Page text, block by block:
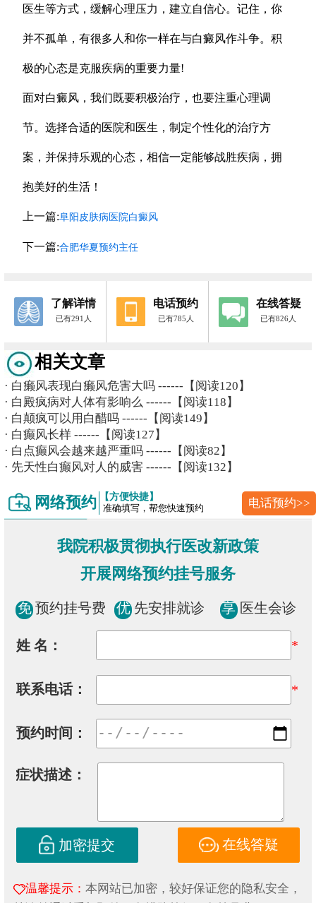
医生等方式，缓解心理压力，建立自信心。记住，你
并不孤单，有很多人和你一样在与白癜风作斗争。积
极的心态是克服疾病的重要力量!
面对白癜风，我们既要积极治疗，也要注重心理调
节。选择合适的医院和医生，制定个性化的治疗方
案，并保持乐观的心态，相信一定能够战胜疾病，拥
抱美好的生活！
上一篇:阜阳皮肤病医院白癜风
下一篇:合肥华夏预约主任
了解详情
已有291人
电话预约
已有785人
在线答疑
已有826人
相关文章
· 白癞风表现白癞风危害大吗 ------【阅读120】
· 白殿疯病对人体有影响么 ------【阅读118】
· 白颠疯可以用白醋吗 ------【阅读149】
· 白癫风长样 ------【阅读127】
· 白点癫风会越来越严重吗 ------【阅读82】
· 先天性白癫风对人的威害 ------【阅读132】
网络预约 【方便快捷】
准确填写，帮您快速预约 电话预约>>
我院积极贯彻执行医改新政策
开展网络预约挂号服务
免 预约挂号费 优 先安排就诊 享 医生会诊
姓 名： *
联系电话： *
预约时间：
症状描述：
加密提交 在线答疑
温馨提示： 本网站已加密，较好保证您的隐私安全，